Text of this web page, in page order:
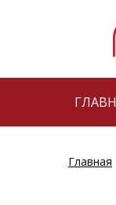
Главная